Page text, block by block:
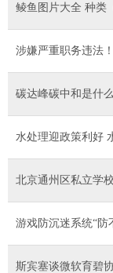
鲮鱼图片大全 种类
涉嫌严重职务违法
碳达峰碳中和是什
水处理迎政策利好
北京通州区私立学
游戏防沉迷系统“防
斯宾塞谈微软育碧